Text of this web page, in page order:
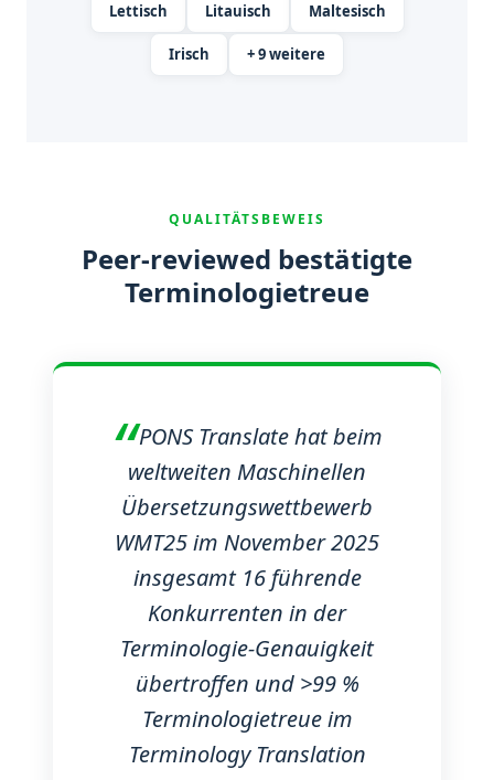
Lettisch Litauisch Maltesisch
Irisch + 9 weitere
QUALITÄTSBEWEIS
Peer-reviewed bestätigte
Terminologietreue
PONS Translate hat beim
weltweiten Maschinellen
Übersetzungswettbewerb
WMT25 im November 2025
insgesamt 16 führende
Konkurrenten in der
Terminologie-Genauigkeit
übertroffen und >99 %
Terminologietreue im
Terminology Translation